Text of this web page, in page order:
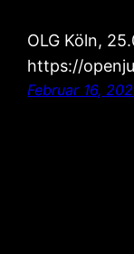
OLG Köln,
https://
Februar 16,